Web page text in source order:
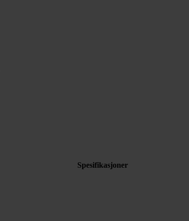
Spesifikasjoner